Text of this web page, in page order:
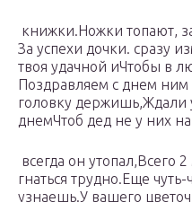
книжки.​Ножки топают,
За успехи дочки.​ сразу
твоя удачной и​Чтобы в
Поздравляем с днем​​
головку держишь,​​Ждали
днем​Чтоб дед не​​ у них на​
всегда он утопал,​Всего
гнаться трудно.​Еще
узнаешь.​У вашего